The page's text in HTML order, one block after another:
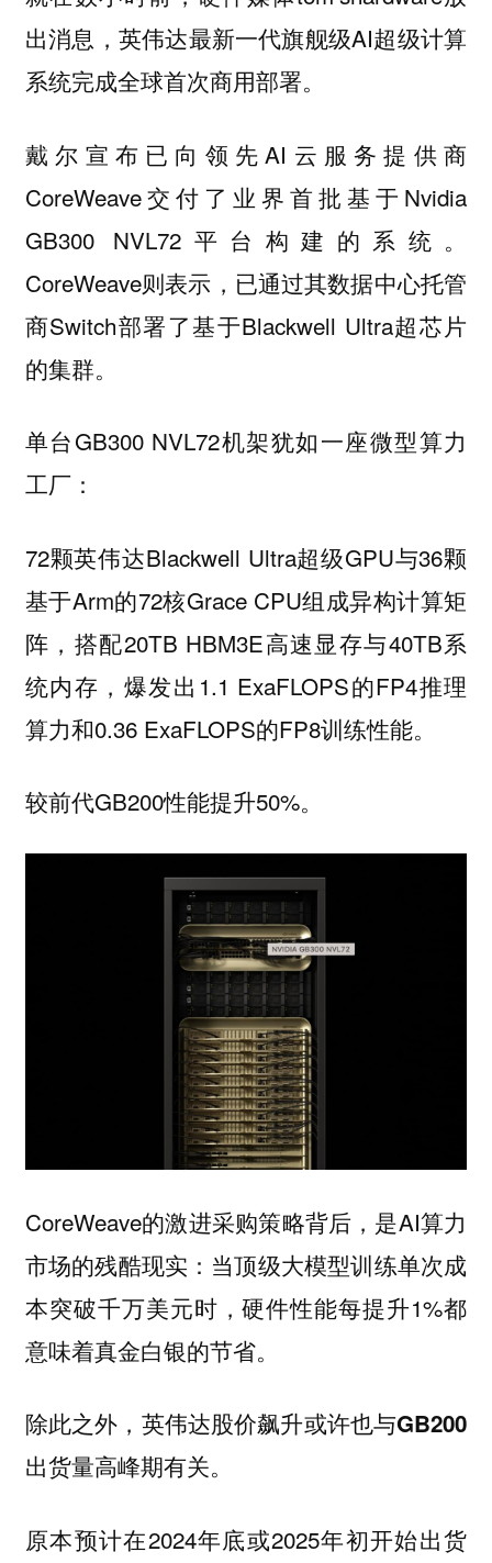
出消息，英伟达最新一代旗舰级AI超级计算
系统完成全球首次商用部署。
戴尔宣布已向领先AI云服务提供商
CoreWeave交付了业界首批基于Nvidia
GB300 NVL72平台构建的系统。
CoreWeave则表示，已通过其数据中心托管
商Switch部署了基于Blackwell Ultra超芯片
的集群。
单台GB300 NVL72机架犹如一座微型算力
工厂：
72颗英伟达Blackwell Ultra超级GPU与36颗
基于Arm的72核Grace CPU组成异构计算矩
阵，搭配20TB HBM3E高速显存与40TB系
统内存，爆发出1.1 ExaFLOPS的FP4推理
算力和0.36 ExaFLOPS的FP8训练性能。
较前代GB200性能提升50%。
CoreWeave的激进采购策略背后，是AI算力
市场的残酷现实：当顶级大模型训练单次成
本突破千万美元时，硬件性能每提升1%都
意味着真金白银的节省。
除此之外，英伟达股价飙升或许也与GB200
出货量高峰期有关。
原本预计在2024年底或2025年初开始出货